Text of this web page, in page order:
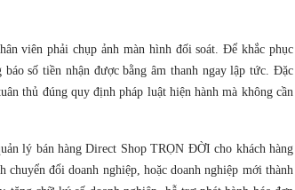
viên phải chụp ảnh màn hình đối soát. Để khắc phục
số tiền nhận được bằng âm thanh ngay lập tức. Đặc
thủ đúng quy định pháp luật hiện hành mà không cần
lý bán hàng Direct Shop TRỌN ĐỜI cho khách hàng
đổi doanh nghiệp, hoặc doanh nghiệp mới thành